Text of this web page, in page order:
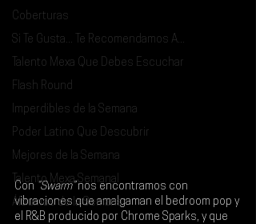
Coberturas
Si Te Gusta... Te Recomendamos A...
Talento Mexa Que Debes Escuchar
Flash Round
Imperdibles de la Semana
Poder Latino Que Descubrir
Mejores de la Semana
Talento Mexa Semanal
Álbumes de la Semana
Con “Swarm” nos encontramos con
vibraciones que amalgaman el bedroom pop y
el R&B producido por Chrome Sparks, y que